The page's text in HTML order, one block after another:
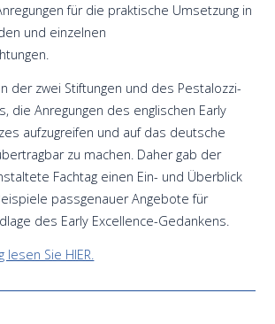
für die praktische Umsetzung in
und einzelnen
der zwei Stiftungen und des Pestalozzi-
die Anregungen des englischen Early
aufzugreifen und auf das deutsche
zu machen. Daher gab der
Fachtag einen Ein- und Überblick
passgenauer Angebote für
des Early Excellence-Gedankens.
Sie HIER.